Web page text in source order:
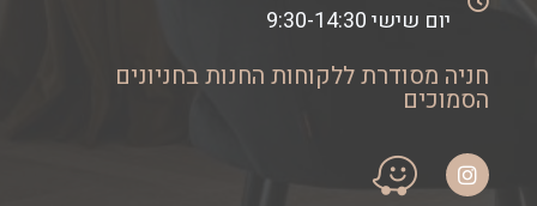
יום שישי 9:30-14:30
חניה מסודרת ללקוחות החנות בחניונים
הסמוכים